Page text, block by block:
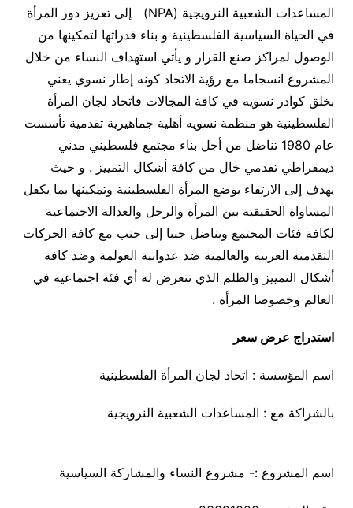
المساعدات الشعبية النرويجية (NPA) إلى تعزيز دور المرأة
في الحياة السياسية الفلسطينية و بناء قدراتها لتمكينها من
الوصول لمراكز صنع القرار و يأتي استهداف النساء من خلال
المشروع انسجاما مع رؤية الاتحاد كونه إطار نسوي يعني
بخلق كوادر نسويه في كافة المجالات فاتحاد لجان المرأة
الفلسطينية هو منظمة نسويه أهلية جماهيرية تقدمية تأسست
عام 1980 تناضل من أجل بناء مجتمع فلسطيني مدني
ديمقراطي تقدمي خال من كافة أشكال التمييز . و حيث
يهدف إلى الارتقاء بوضع المرأة الفلسطينية وتمكينها بما يكفل
المساواة الحقيقية بين المرأة والرجل والعدالة الاجتماعية
لكافة فئات المجتمع ويناضل جنبا إلى جنب مع كافة الحركات
التقدمية العربية والعالمية ضد عدوانية العولمة وضد كافة
أشكال التمييز والظلم الذي تتعرض له أي فئة اجتماعية في
العالم وخصوصا المرأة .
استدراج عرض سعر
اسم المؤسسة : اتحاد لجان المرأة الفلسطينية
بالشراكة مع : المساعدات الشعبية النرويجية
اسم المشروع :- مشروع النساء والمشاركة السياسية